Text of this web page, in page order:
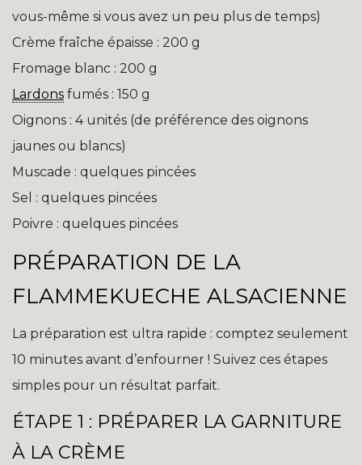
vous-même si vous avez un peu plus de temps)
Crème fraîche épaisse : 200 g
Fromage blanc : 200 g
Lardons fumés : 150 g
Oignons : 4 unités (de préférence des oignons
jaunes ou blancs)
Muscade : quelques pincées
Sel : quelques pincées
Poivre : quelques pincées
PRÉPARATION DE LA
FLAMMEKUECHE ALSACIENNE
La préparation est ultra rapide : comptez seulement
10 minutes avant d’enfourner ! Suivez ces étapes
simples pour un résultat parfait.
ÉTAPE 1 : PRÉPARER LA GARNITURE
À LA CRÈME